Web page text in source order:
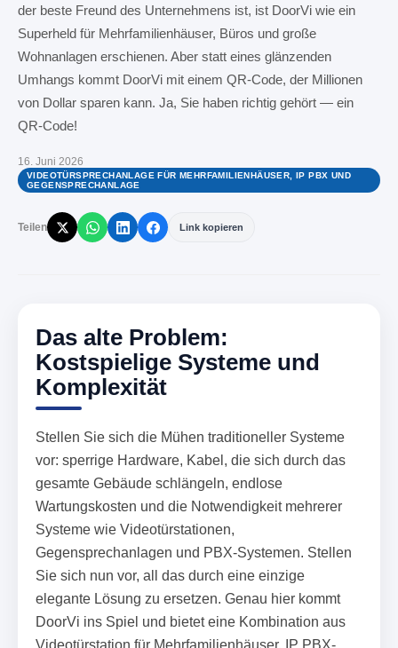
der beste Freund des Unternehmens ist, ist DoorVi wie ein
Superheld für Mehrfamilienhäuser, Büros und große
Wohnanlagen erschienen. Aber statt eines glänzenden
Umhangs kommt DoorVi mit einem QR-Code, der Millionen
von Dollar sparen kann. Ja, Sie haben richtig gehört — ein
QR-Code!
16. Juni 2026
VIDEOTÜRSPRECHANLAGE FÜR MEHRFAMILIENHÄUSER, IP PBX UND
GEGENSPRECHANLAGE
Teilen Link kopieren
Das alte Problem:
Kostspielige Systeme und
Komplexität
Stellen Sie sich die Mühen traditioneller Systeme
vor: sperrige Hardware, Kabel, die sich durch das
gesamte Gebäude schlängeln, endlose
Wartungskosten und die Notwendigkeit mehrerer
Systeme wie Videotürstationen,
Gegensprechanlagen und PBX-Systemen. Stellen
Sie sich nun vor, all das durch eine einzige
elegante Lösung zu ersetzen. Genau hier kommt
DoorVi ins Spiel und bietet eine Kombination aus
Videotürstation für Mehrfamilienhäuser, IP PBX-